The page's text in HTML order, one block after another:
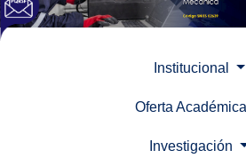
Institucional
Oferta Académica
Investigación